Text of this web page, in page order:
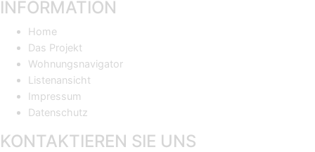
INFORMATION
Home
Das Projekt
Wohnungsnavigator
Listenansicht
Impressum
Datenschutz
KONTAKTIEREN SIE UNS